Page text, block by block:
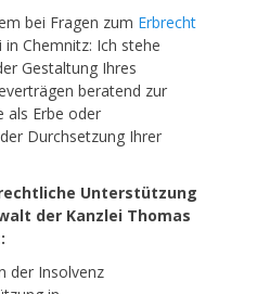
bei Fragen zum Erbrecht
in Chemnitz: Ich stehe
Gestaltung Ihres
beratend zur
als Erbe oder
Durchsetzung Ihrer
Unterstützung
der Kanzlei Thomas
der Insolvenz